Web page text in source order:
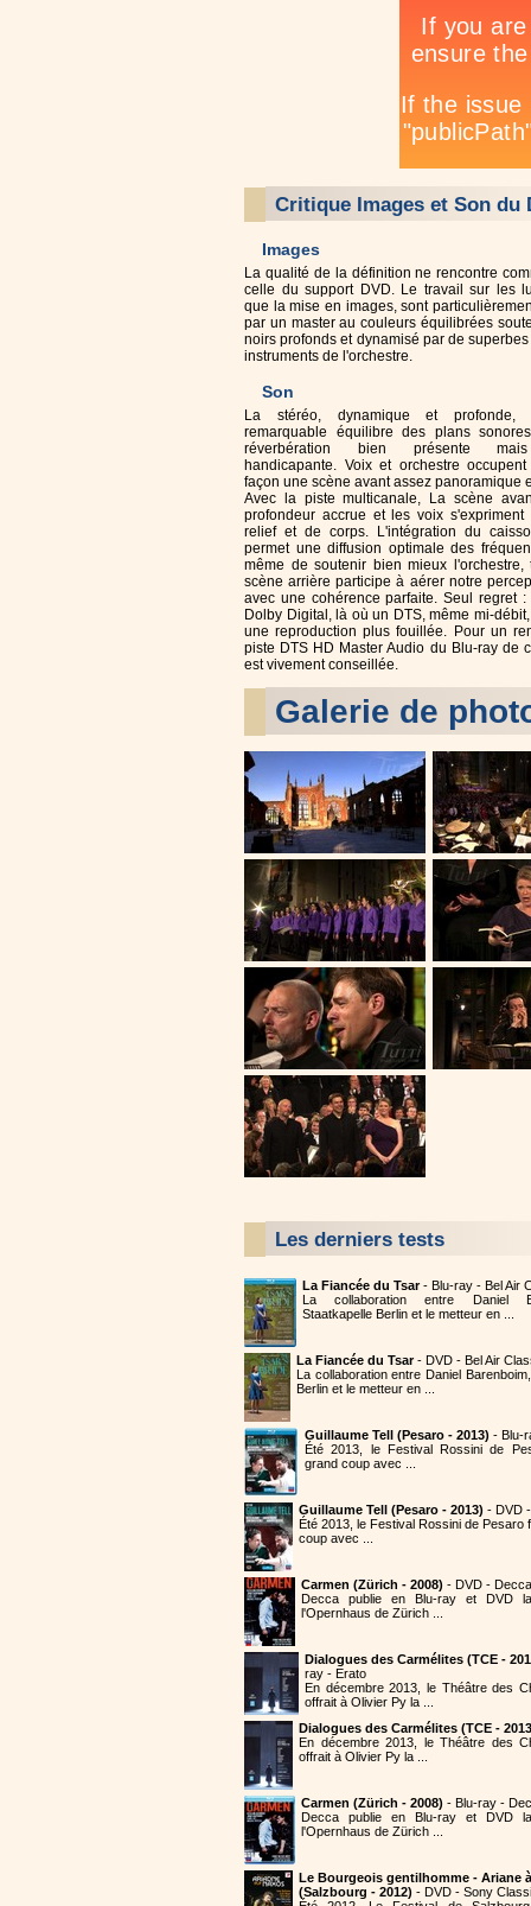
Critique Images et Son du
Images
La qualité de la définition ne rencontre
celle du support DVD. Le travail sur les
que la mise en images, sont
par un master au couleurs équilibrées
noirs profonds et dynamisé par de
instruments de l'orchestre.
Son
La stéréo, dynamique et profonde,
remarquable équilibre des plans
réverbération bien présente
handicapante. Voix et orchestre
façon une scène avant assez panoramique
Avec la piste multicanale, La scène
profondeur accrue et les voix
relief et de corps. L'intégration du
permet une diffusion optimale des
même de soutenir bien mieux
scène arrière participe à aérer notre
avec une cohérence parfaite. Seul regret
Dolby Digital, là où un DTS, même mi-
une reproduction plus fouillée. Pour un
piste DTS HD Master Audio du Blu-ray de
est vivement conseillée.
Galerie de
Les derniers tests
La Fiancée du Tsar- Blu-ray - Bel Air
La collaboration entre Daniel
Staatkapelle Berlin et le metteur en ...
La Fiancée du Tsar- DVD - Bel Air
La collaboration entre Daniel
Berlin et le metteur en ...
Guillaume Tell (Pesaro - 2013) - Blu-
Été 2013, le Festival Rossini de
grand coup avec ...
Guillaume Tell (Pesaro - 2013) - DVD
Été 2013, le Festival Rossini de Pesaro
coup avec ...
Carmen (Zürich - 2008) - DVD - Decca
Decca publie en Blu-ray et DVD
l'Opernhaus de Zürich ...
Dialogues des Carmélites (TCE -
ray - Erato
En décembre 2013, le Théâtre des
offrait à Olivier Py la ...
Dialogues des Carmélites (TCE -
En décembre 2013, le Théâtre des
offrait à Olivier Py la ...
Carmen (Zürich - 2008) - Blu-ray -
Decca publie en Blu-ray et DVD
l'Opernhaus de Zürich ...
Le Bourgeois gentilhomme - Ariane
(Salzbourg - 2012) - DVD - Sony